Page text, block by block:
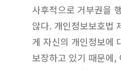
사후적으로 거부권을
않다. 개인정보보호법
게 자신의 개인정보에
보장하고 있기 때문에,